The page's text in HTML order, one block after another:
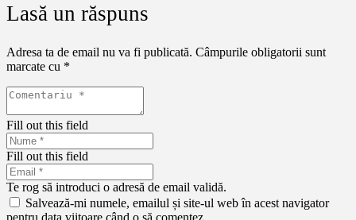
Lasă un răspuns
Adresa ta de email nu va fi publicată. Câmpurile obligatorii sunt
marcate cu *
Fill out this field
Fill out this field
Te rog să introduci o adresă de email validă.
Salvează-mi numele, emailul și site-ul web în acest navigator
pentru data viitoare când o să comentez.